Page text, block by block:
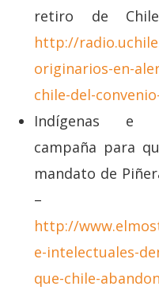
retiro de
http://
originarios-en-
chile-del-
Indígenas e
campaña para
mandato de
–
http://
e-intelectuales-
que-chile-